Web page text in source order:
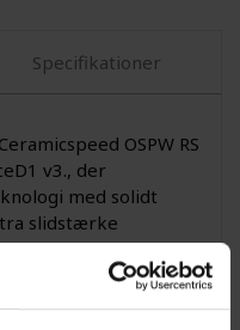
Specifikationer
OSPW RS
v3., der
med solidt
slidstærke
transmissionens
kanaliseres direkte